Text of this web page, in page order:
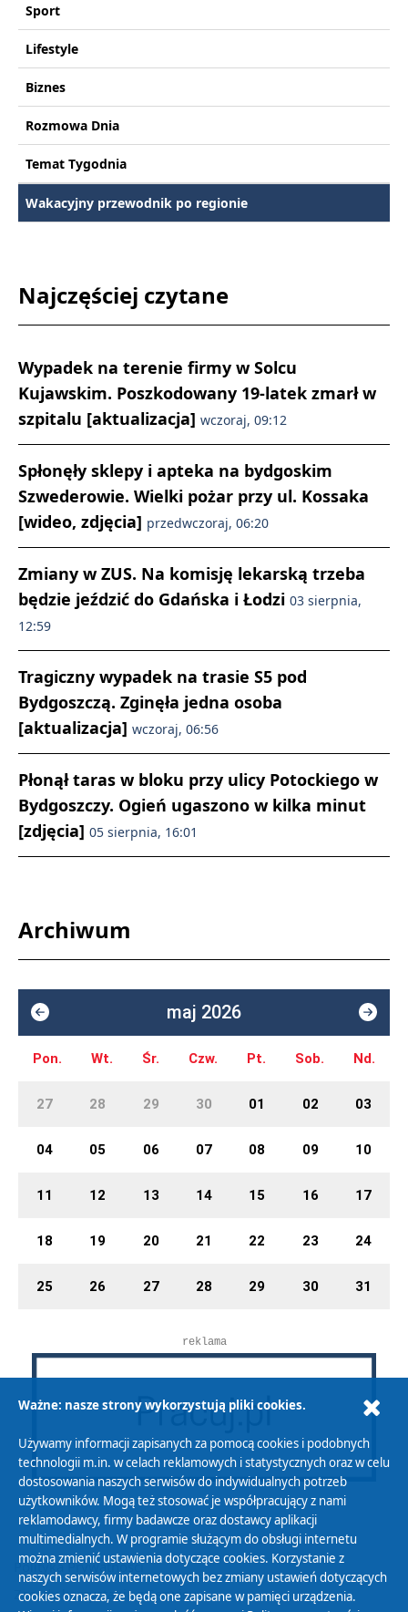
Sport
Lifestyle
Biznes
Rozmowa Dnia
Temat Tygodnia
Wakacyjny przewodnik po regionie
Najczęściej czytane
Wypadek na terenie firmy w Solcu
Kujawskim. Poszkodowany 19-latek zmarł w
szpitalu [aktualizacja] wczoraj, 09:12
Spłonęły sklepy i apteka na bydgoskim
Szwederowie. Wielki pożar przy ul. Kossaka
[wideo, zdjęcia] przedwczoraj, 06:20
Zmiany w ZUS. Na komisję lekarską trzeba
będzie jeździć do Gdańska i Łodzi 03 sierpnia,
12:59
Tragiczny wypadek na trasie S5 pod
Bydgoszczą. Zginęła jedna osoba
[aktualizacja] wczoraj, 06:56
Płonął taras w bloku przy ulicy Potockiego w
Bydgoszczy. Ogień ugaszono w kilka minut
[zdjęcia] 05 sierpnia, 16:01
Archiwum
maj 2026
Pon. Wt. Śr. Czw. Pt. Sob. Nd.
27 28 29 30 01 02 03
04 05 06 07 08 09 10
11 12 13 14 15 16 17
18 19 20 21 22 23 24
25 26 27 28 29 30 31
reklama
Polityka Prywatności
Zasady korzystania z Serwisu
Ważne: nasze strony wykorzystują pliki cookies.
Używamy informacji zapisanych za pomocą cookies i podobnych
technologii m.in. w celach reklamowych i statystycznych oraz w celu
dostosowania naszych serwisów do indywidualnych potrzeb
użytkowników. Mogą też stosować je współpracujący z nami
reklamodawcy, firmy badawcze oraz dostawcy aplikacji
multimedialnych. W programie służącym do obsługi internetu
można zmienić ustawienia dotyczące cookies. Korzystanie z
naszych serwisów internetowych bez zmiany ustawień dotyczących
cookies oznacza, że będą one zapisane w pamięci urządzenia.